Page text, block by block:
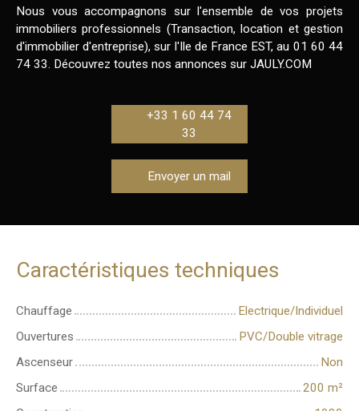
Nous vous accompagnons sur l'ensemble de vos projets
immobiliers professionnels (Transaction, location et gestion
d'immobilier d'entreprise), sur l'Ile de France EST, au 01 60 44
74 33. Découvrez toutes nos annonces sur JAULY.COM
+33 1 60 44 74
33
Envoyer un mail
Caractéristiques techniques
Chauffage
Electrique/Individuel
Ouvertures
PVC/Double vitrage
Ascenseur
Non
Surface
200 m²